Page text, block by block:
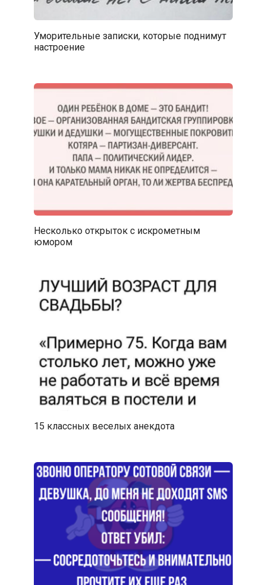
Уморительные записки, которые поднимут
настроение
Несколько открыток с искрометным
юмором
15 классных веселых анекдота